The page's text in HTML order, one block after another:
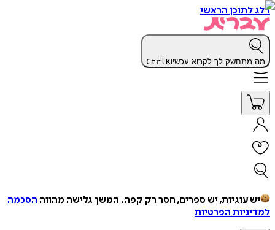
דלג לתוכן הראשי
מה מתחשק לך לקרוא עכשיו CtrlK
יש עוגיות, יש ספרים, חסר רק קפה. המשך גלישה מהווה הסכמה
למדיניות הפרטיות